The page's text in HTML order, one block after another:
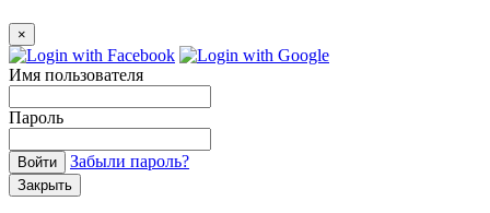
×
Имя пользователя
Пароль
Войти Забыли пароль?
Закрыть